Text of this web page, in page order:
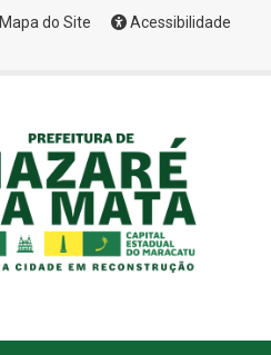
Mapa do Site
Acessibilidade